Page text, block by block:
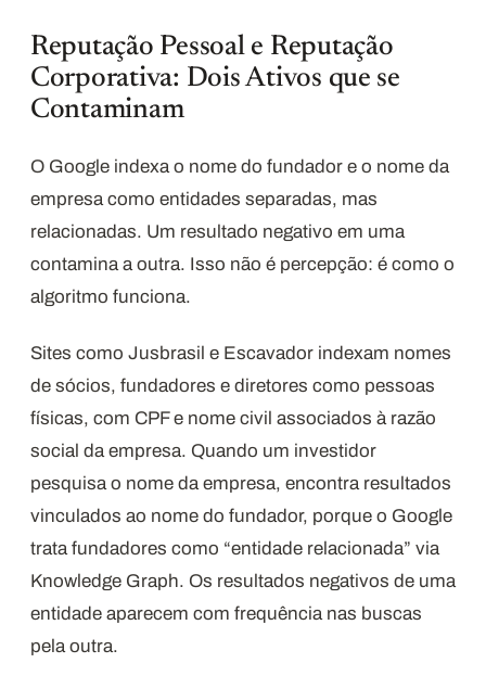
Reputação Pessoal e Reputação
Corporativa: Dois Ativos que se
Contaminam
O Google indexa o nome do fundador e o nome da
empresa como entidades separadas, mas
relacionadas. Um resultado negativo em uma
contamina a outra. Isso não é percepção: é como o
algoritmo funciona.
Sites como Jusbrasil e Escavador indexam nomes
de sócios, fundadores e diretores como pessoas
físicas, com CPF e nome civil associados à razão
social da empresa. Quando um investidor
pesquisa o nome da empresa, encontra resultados
vinculados ao nome do fundador, porque o Google
trata fundadores como “entidade relacionada” via
Knowledge Graph. Os resultados negativos de uma
entidade aparecem com frequência nas buscas
pela outra.